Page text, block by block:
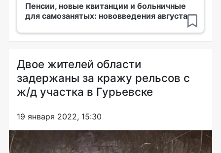
Пенсии, новые квитанции и больничные
для самозанятых: нововведения августа
Двое жителей области
задержаны за кражу рельсов с
ж/д участка в Гурьевске
19 января 2022, 15:30